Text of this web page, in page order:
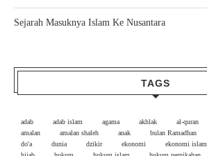
Sejarah Masuknya Islam Ke Nusantara
TAGS
adab adab islam agama akhlak al-quran
amalan
amalan shaleh anak bulan Ramadhan
do'a
dunia dzikir ekonomi ekonomi islam